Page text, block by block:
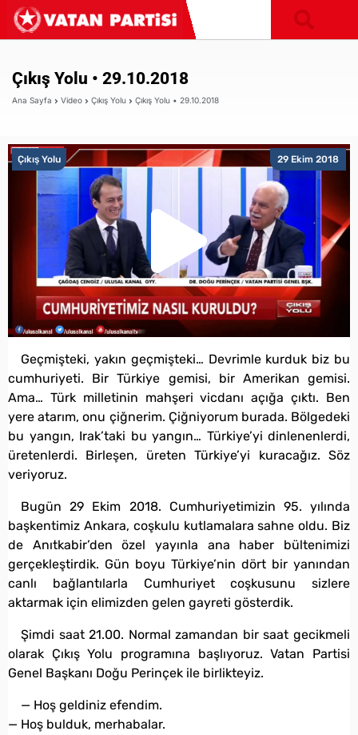
Çıkış Yolu • 29.10.2018
Ana Sayfa Video Çıkış Yolu Çıkış Yolu • 29.10.2018
29 Ekim 2018
Çıkış Yolu
Geçmişteki, yakın geçmişteki… Devrimle kurduk biz bu
cumhuriyeti. Bir Türkiye gemisi, bir Amerikan gemisi.
Ama… Türk milletinin mahşeri vicdanı açığa çıktı. Ben
yere atarım, onu çiğnerim. Çiğniyorum burada. Bölgedeki
bu yangın, Irak’taki bu yangın… Türkiye’yi dinlenenlerdi,
üretenlerdi. Birleşen, üreten Türkiye’yi kuracağız. Söz
veriyoruz.
Bugün 29 Ekim 2018. Cumhuriyetimizin 95. yılında
başkentimiz Ankara, coşkulu kutlamalara sahne oldu. Biz
de Anıtkabir’den özel yayınla ana haber bültenimizi
gerçekleştirdik. Gün boyu Türkiye’nin dört bir yanından
canlı bağlantılarla Cumhuriyet coşkusunu sizlere
aktarmak için elimizden gelen gayreti gösterdik.
Şimdi saat 21.00. Normal zamandan bir saat gecikmeli
olarak Çıkış Yolu programına başlıyoruz. Vatan Partisi
Genel Başkanı Doğu Perinçek ile birlikteyiz.
— Hoş geldiniz efendim.
— Hoş bulduk, merhabalar.